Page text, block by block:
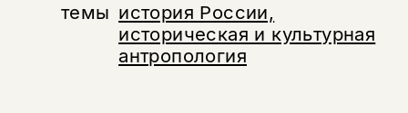
темы история России,
историческая и культурная
антропология